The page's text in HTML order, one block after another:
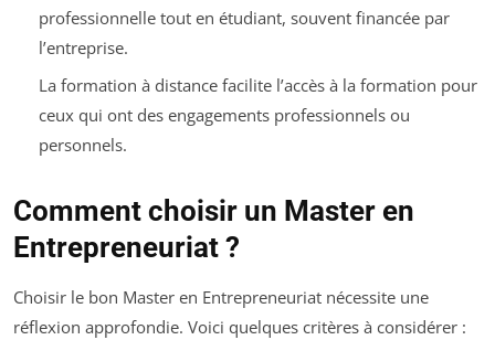
professionnelle tout en étudiant, souvent financée par
l’entreprise.
La formation à distance facilite l’accès à la formation pour
ceux qui ont des engagements professionnels ou
personnels.
Comment choisir un Master en
Entrepreneuriat ?
Choisir le bon Master en Entrepreneuriat nécessite une
réflexion approfondie. Voici quelques critères à considérer :